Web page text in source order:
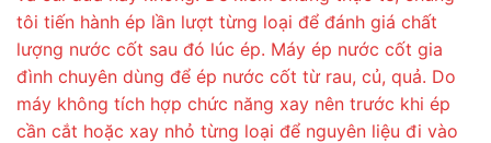
tôi tiến hành ép lần lượt từng loại để đánh giá chất
lượng nước cốt sau đó lúc ép. Máy ép nước cốt gia
đình chuyên dùng để ép nước cốt từ rau, củ, quả. Do
máy không tích hợp chức năng xay nên trước khi ép
cần cắt hoặc xay nhỏ từng loại để nguyên liệu đi vào